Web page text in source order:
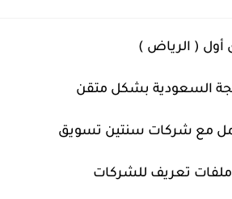
أول (⁧ ‫الرياض ‬⁩)
السعودية بشكل متقن
مع شركات سنتين تسويق
تعريف للشركات